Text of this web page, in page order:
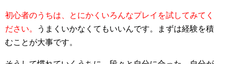
初心者のうちは、とにかくいろんなプレイを試してみてく
ださい。
うまくいかなくてもいいんです。まずは経験を積
むことが大事です。